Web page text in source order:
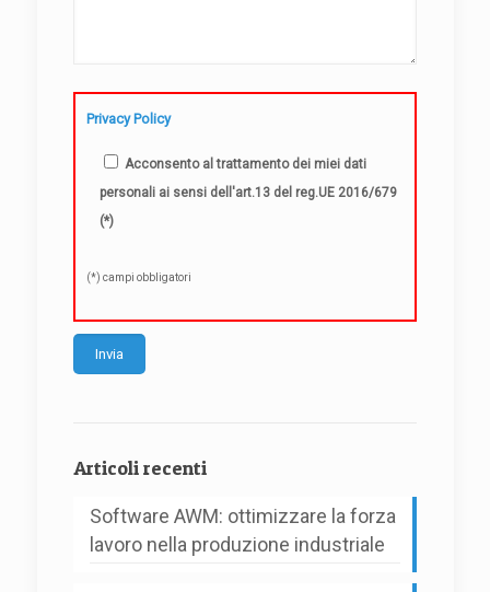
Privacy Policy
Acconsento al trattamento dei miei dati
personali ai sensi dell'art.13 del reg.UE 2016/679
(*)
(*) campi obbligatori
Articoli recenti
Software AWM: ottimizzare la forza
lavoro nella produzione industriale